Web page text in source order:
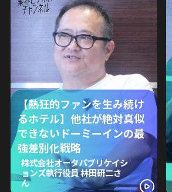
【熱狂的ファンを生み続け
るホテル】他社が絶対真似
できないドーミーインの最
強差別化戦略
株式会社オータパブリケイシ
ョンズ執行役員 林田研二さ
ん